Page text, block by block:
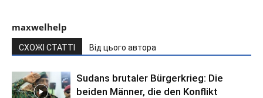
maxwelhelp
СХОЖІ СТАТТІ Від цього автора
Sudans brutaler Bürgerkrieg: Die
beiden Männer, die den Konflikt